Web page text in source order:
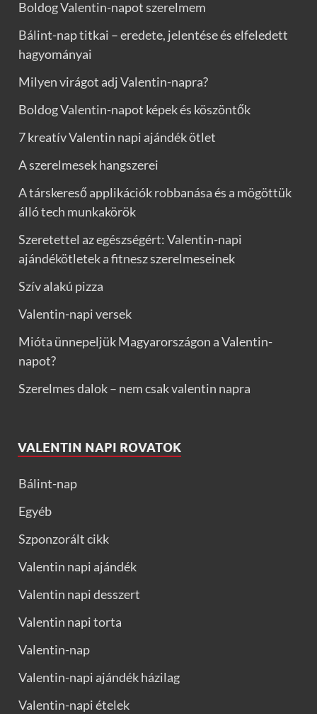
Boldog Valentin-napot szerelmem
Bálint-nap titkai – eredete, jelentése és elfeledett
hagyományai
Milyen virágot adj Valentin-napra?
Boldog Valentin-napot képek és köszöntők
7 kreatív Valentin napi ajándék ötlet
A szerelmesek hangszerei
A társkereső applikációk robbanása és a mögöttük
álló tech munkakörök
Szeretettel az egészségért: Valentin-napi
ajándékötletek a fitnesz szerelmeseinek
Szív alakú pizza
Valentin-napi versek
Mióta ünnepeljük Magyarországon a Valentin-
napot?
Szerelmes dalok – nem csak valentin napra
VALENTIN NAPI ROVATOK
Bálint-nap
Egyéb
Szponzorált cikk
Valentin napi ajándék
Valentin napi desszert
Valentin napi torta
Valentin-nap
Valentin-napi ajándék házilag
Valentin-napi ételek